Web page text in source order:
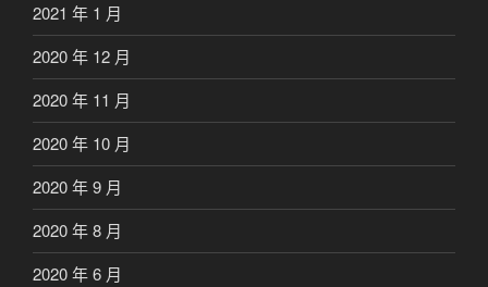
2021 年 1 月
2020 年 12 月
2020 年 11 月
2020 年 10 月
2020 年 9 月
2020 年 8 月
2020 年 6 月